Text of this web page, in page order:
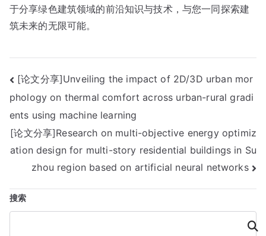
于分享绿色建筑领域的前沿知识与技术，与您一同探索建
筑未来的无限可能。
文
章
导
航
[论文分享]Unveiling the impact of 2D/3D urban mor
phology on thermal comfort across urban-rural gradi
ents using machine learning
[论文分享]Research on multi-objective energy optimiz
ation design for multi-story residential buildings in Su
zhou region based on artificial neural networks
搜索
搜
索